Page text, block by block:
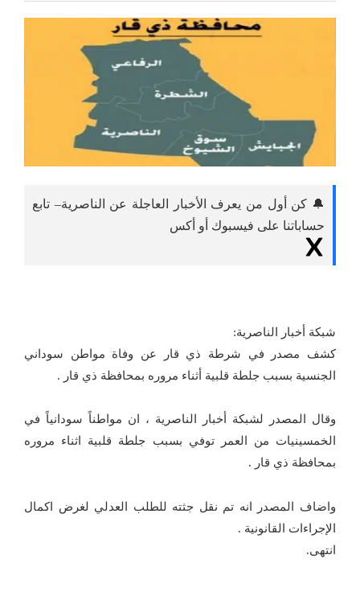
🔔 كن أول من يعرف الأخبار العاجلة عن الناصرية– تابع
حساباتنا على فيسبوك أو أكس
شبكة أخبار الناصرية:
كشف مصدر في شرطة ذي قار عن وفاة مواطن سوداني
الجنسية بسبب جلطة قلبية أثناء مروره بمحافظة ذي قار .
وقال المصدر لشبكة أخبار الناصرية ، ان مواطناً سودانياً في
الخمسينيات من العمر توفي بسبب جلطة قلبية اثناء مروره
بمحافظة ذي قار .
واضاف المصدر انه تم نقل جثته للطلب العدلي لغرض اكمال
الإجراءات القانونية .
انتهى.